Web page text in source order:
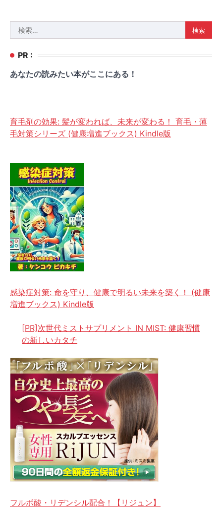
索:
PR :
あなたの読みたい本がここにある！
育毛剤の効果: 髪が変われば、未来が変わる！ 育毛・薄
毛対策シリーズ (健康増進ブックス) Kindle版
感染症対策: 命を守り、健康で明るい未来を築く！ (健康
増進ブックス) Kindle版
[PR]次世代ミストサプリメント IN MIST: 健康習慣
の新しいカタチ
フルボ酸・リデンシル配合！【リジュン】